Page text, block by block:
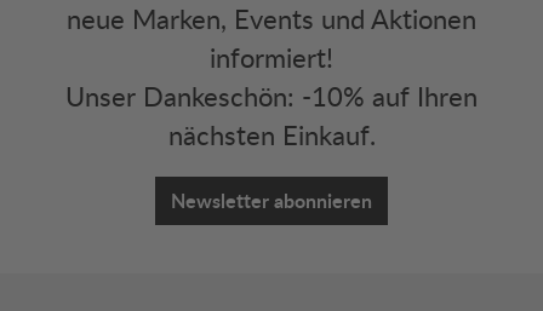
neue Marken, Events und Aktionen
informiert!
Unser Dankeschön: -10% auf Ihren
nächsten Einkauf.
Newsletter abonnieren